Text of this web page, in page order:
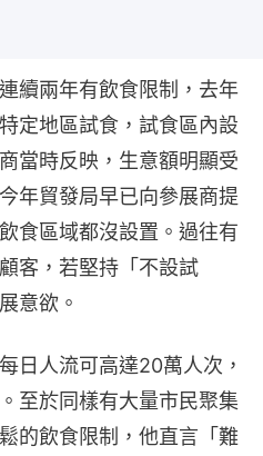
續兩年有飲食限制，去年
定地區試食，試食區內設
當時反映，生意額明顯受
年貿發局早已向參展商提
食區域都沒設置。過往有
客，若堅持「不設試
意欲。
日人流可高達20萬人次，
至於同樣有大量市民聚集
的飲食限制，他直言「難